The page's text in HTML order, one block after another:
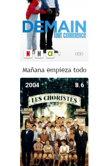
Mañana empieza todo
8.6
2004